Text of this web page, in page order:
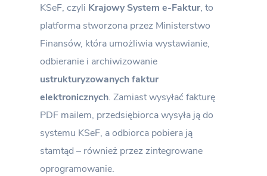
KSeF, czyli Krajowy System e-Faktur, to
platforma stworzona przez Ministerstwo
Finansów, która umożliwia wystawianie,
odbieranie i archiwizowanie
ustrukturyzowanych faktur
elektronicznych. Zamiast wysyłać fakturę
PDF mailem, przedsiębiorca wysyła ją do
systemu KSeF, a odbiorca pobiera ją
stamtąd – również przez zintegrowane
oprogramowanie.